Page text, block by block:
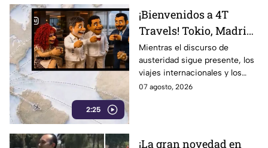
2:25
¡Bienvenidos a 4T
Travels! Tokio, Madrid,
París y vuelos de lujo…
la austeridad puede
esperar
Mientras el discurso de
austeridad sigue presente, los
viajes internacionales y los
vuelos de lujo se convierten en
07 agosto, 2026
¡La gran novedad en